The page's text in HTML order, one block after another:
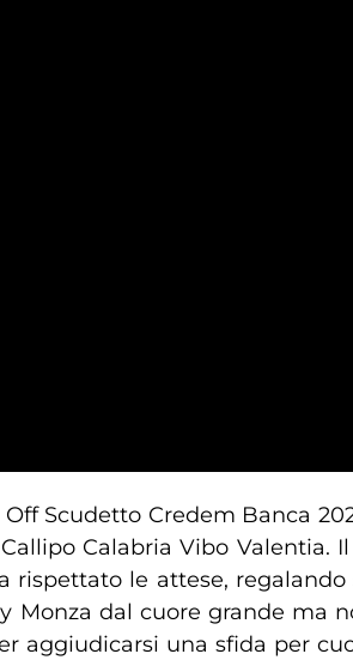
Scudetto Credem Banca
Calabria Vibo Valentia.
le attese, regalando
dal cuore grande ma
aggiudicarsi una sfida per